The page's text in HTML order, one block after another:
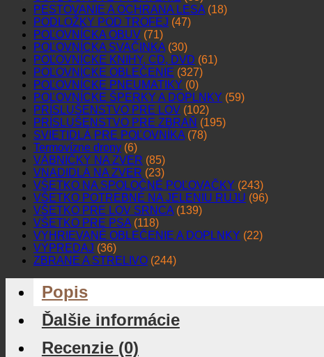
PESTOVANIE A OCHRANA LESA (18)
PODLOŽKY POD TROFEJ (47)
POĽOVNÍCKA OBUV (71)
POĽOVNÍCKA SVAČINKA (30)
POĽOVNÍCKE KNIHY, CD, DVD (61)
POĽOVNÍCKE OBLEČENIE (327)
POĽOVNÍCKE PNEUMATIKY (0)
POĽOVNÍCKE ŠPERKY A DOPLNKY (59)
PRÍSLUŠENSTVO PRE LOV (102)
PRÍSLUŠENSTVO PRE ZBRAŇ (195)
SVIETIDLÁ PRE POĽOVNÍKA (78)
Termovízne drony (6)
VÁBNIČKY NA ZVER (85)
VNADIDLÁ NA ZVER (23)
VŠETKO NA SPOLOČNÉ POĽOVAČKY (243)
VŠETKO POTREBNÉ NA JELENIU RUJU (96)
VŠETKO PRE LOV SRNCA (139)
VŠETKO PRE PSA (118)
VYHRIEVANÉ OBLEČENIE A DOPLNKY (22)
VÝPREDAJ (36)
ZBRANE A STRELIVO (244)
Popis
Ďalšie informácie
Recenzie (0)